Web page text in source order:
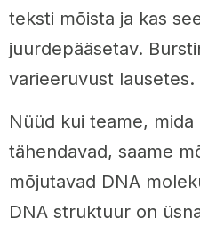
teksti mõista ja kas
juurdepääsetav.
varieeruvust lausetes.
Nüüd kui teame,
tähendavad, saame
mõjutavad DNA
DNA struktuur on